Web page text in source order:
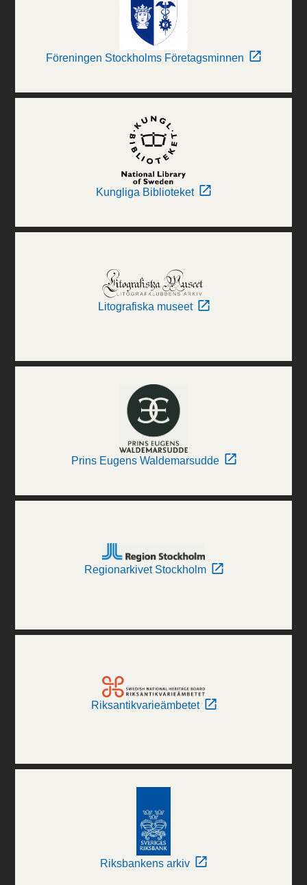
Föreningen Stockholms Företagsminnen
Kungliga Biblioteket
Litografiska museet
Prins Eugens Waldemarsudde
Regionarkivet Stockholm
Riksantikvarieämbetet
Riksbankens arkiv